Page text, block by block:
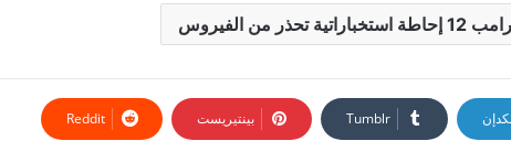
الفيروس
بينتيريست